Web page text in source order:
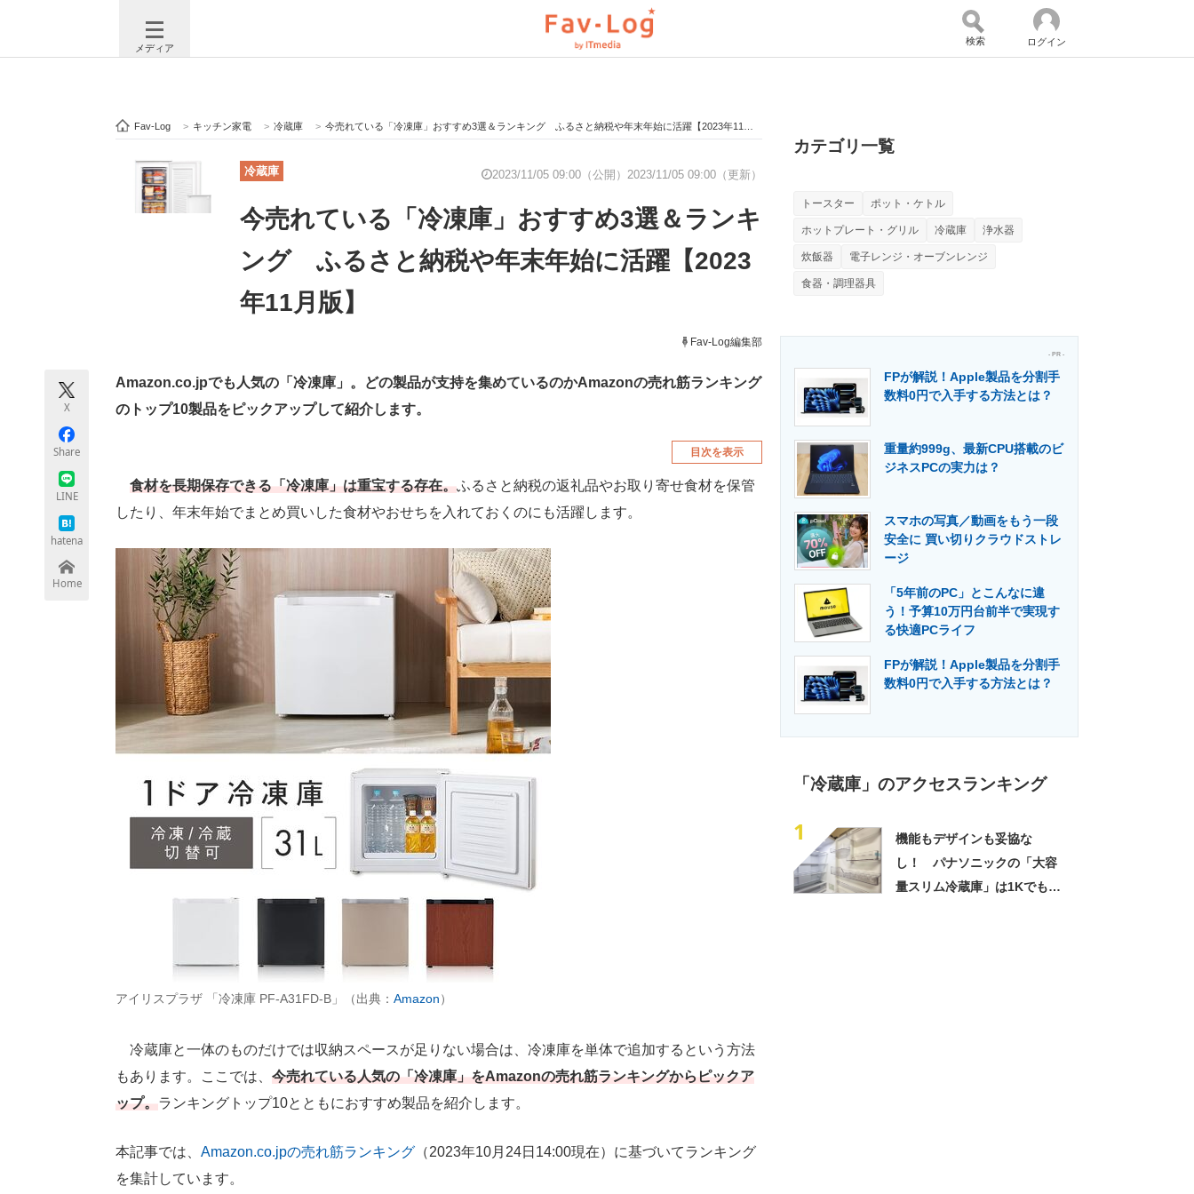
メディア
注目記事を集めた総合ページ ITの今と未来を見通す スマホと通信の最新トレンド 進化するPCとデバイスの未来
ビジネスと働き方のヒント AI活用のいまが分かる 企業ITのトレンドを詳説 経営リーダーのコミュニティ
ITエンジニア向け専門サイト 企業向けIT製品の総合サイト
モノづくり技術者専門サイト エレクトロニクス専門サイト 電子設計の基本と応用 エネルギーの専門メディア 建設×テクノロジーの最前線
検索 ログイン
Fav-Log > キッチン家電 > 冷蔵庫 > 今売れている「冷凍庫」おすすめ3選＆ランキング ふるさと納税や年末年始に活躍【2023年11月版】
冷蔵庫 2023/11/05 09:00（公開） 2023/11/05 09:00（更新）
今売れている「冷凍庫」おすすめ3選＆ランキ
ング ふるさと納税や年末年始に活躍【2023
年11月版】
Fav-Log編集部
X
Share
LINE
hatena
Home
Amazon.co.jpでも人気の「冷凍庫」。どの製品が支持を集めているのかAmazonの売れ筋ランキング
のトップ10製品をピックアップして紹介します。
目次を表示
食材を長期保存できる「冷凍庫」は重宝する存在。ふるさと納税の返礼品やお取り寄せ食材を保管
したり、年末年始でまとめ買いした食材やおせちを入れておくのにも活躍します。
アイリスプラザ 「冷凍庫 PF-A31FD-B」（出典： Amazon）
冷蔵庫と一体のものだけでは収納スペースが足りない場合は、冷凍庫を単体で追加するという方法
もあります。ここでは、 今売れている人気の「冷凍庫」をAmazonの売れ筋ランキングからピックア
ップ。ランキングトップ10とともにおすすめ製品を紹介します。
本記事では、 Amazon.co.jpの売れ筋ランキング （2023年10月24日14:00現在）に基づいてランキング
を集計しています。
カテゴリ一覧
トースター ポット・ケトル
ホットプレート・グリル 冷蔵庫 浄水器
炊飯器 電子レンジ・オーブンレンジ
食器・調理器具
- PR -
FPが解説！Apple製品を分割手
数料0円で入手する方法とは？
重量約999g、最新CPU搭載のビ
ジネスPCの実力は？
スマホの写真／動画をもう一段
安全に 買い切りクラウドストレ
ージ
「5年前のPC」とこんなに違
う！予算10万円台前半で実現す
る快適PCライフ
FPが解説！Apple製品を分割手
数料0円で入手する方法とは？
「冷蔵庫」のアクセスランキング
1
機能もデザインも妥協な
し！ パナソニックの「大容
量スリム冷蔵庫」は1Kでも使